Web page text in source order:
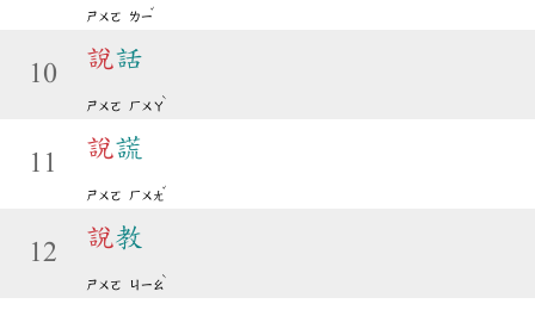
ㄕㄨㄛ ㄌㄧ
ˇ
10
說話
ㄕㄨㄛ ㄏㄨㄚ
ˋ
11
說謊
ㄕㄨㄛ ㄏㄨㄤ
ˇ
12
說教
ㄕㄨㄛ ㄐㄧㄠ
ˋ